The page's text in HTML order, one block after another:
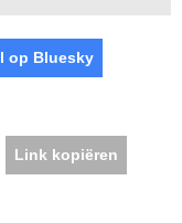
op Bluesky
Link kopiëren